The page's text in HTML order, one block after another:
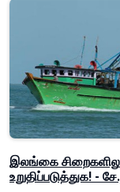
இலங்கை
உறுதிப்படுத்துக! -